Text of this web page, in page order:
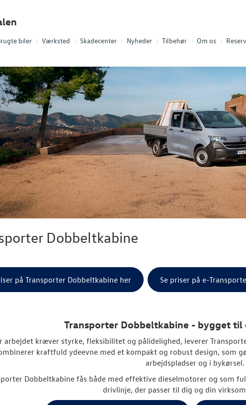
biler Værksted Skadecenter Nyheder Tilbehør Om os
Dobbeltkabine
på Transporter Dobbeltkabine her Se priser på e-
Transporter Dobbeltkabine - bygget til
arbejdet kræver styrke, fleksibilitet og pålidelighed, leverer
kraftfuld ydeevne med et kompakt og robust design, som
arbejdspladser og i bykørsel.
Dobbeltkabine fås både med effektive dieselmotorer og som
drivlinje, der passer til dig og din